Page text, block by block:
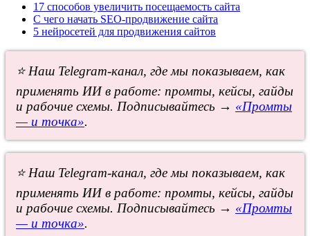
17 способов увеличить посещаемость сайта
С чего начать SEO-продвижение сайта
5 нейросетей для продвижения сайтов
⭐ Наш Telegram-канал, где мы показываем, как
применять ИИ в работе: промты, кейсы, гайды
и рабочие схемы. Подписывайтесь → «Промты
— и точка».
⭐ Наш Telegram-канал, где мы показываем, как
применять ИИ в работе: промты, кейсы, гайды
и рабочие схемы. Подписывайтесь → «Промты
— и точка».